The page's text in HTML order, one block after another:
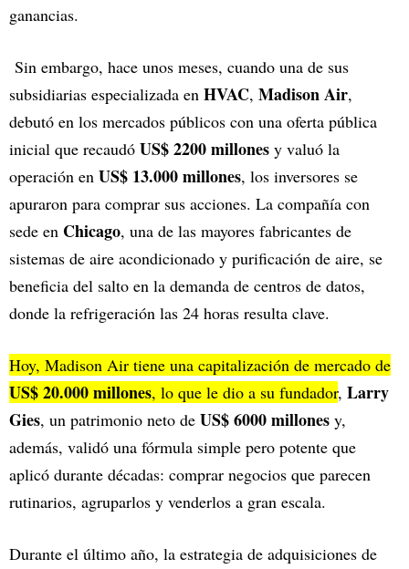
ganancias.
Sin embargo, hace unos meses, cuando una de sus
subsidiarias especializada en HVAC, Madison Air,
debutó en los mercados públicos con una oferta pública
inicial que recaudó US$ 2200 millones y valuó la
operación en US$ 13.000 millones, los inversores se
apuraron para comprar sus acciones. La compañía con
sede en Chicago, una de las mayores fabricantes de
sistemas de aire acondicionado y purificación de aire, se
beneficia del salto en la demanda de centros de datos,
donde la refrigeración las 24 horas resulta clave.
Hoy, Madison Air tiene una capitalización de mercado de
US$ 20.000 millones, lo que le dio a su fundador, Larry
Gies, un patrimonio neto de US$ 6000 millones y,
además, validó una fórmula simple pero potente que
aplicó durante décadas: comprar negocios que parecen
rutinarios, agruparlos y venderlos a gran escala.
Durante el último año, la estrategia de adquisiciones de